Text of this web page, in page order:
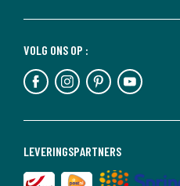
LEVERINGSPARTNERS
VOLG ONS OP :